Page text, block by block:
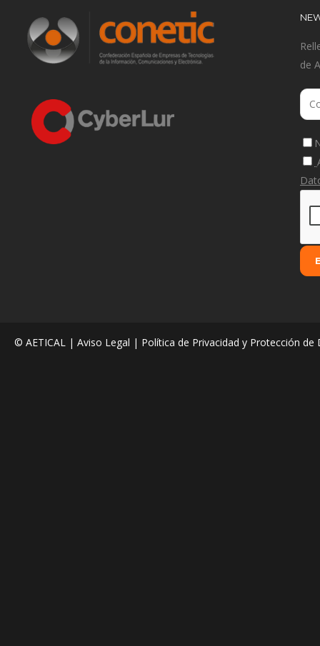
de
© AETICAL | Aviso Legal | Política de Privacidad y Protección de